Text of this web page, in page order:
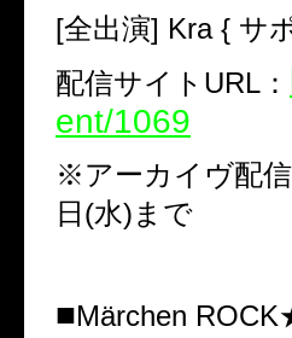
[全出演] Kra { サ
配信サイト URL ：
ent/1069
※アーカイヴ配
日 (水) まで
■Märchen ROCK